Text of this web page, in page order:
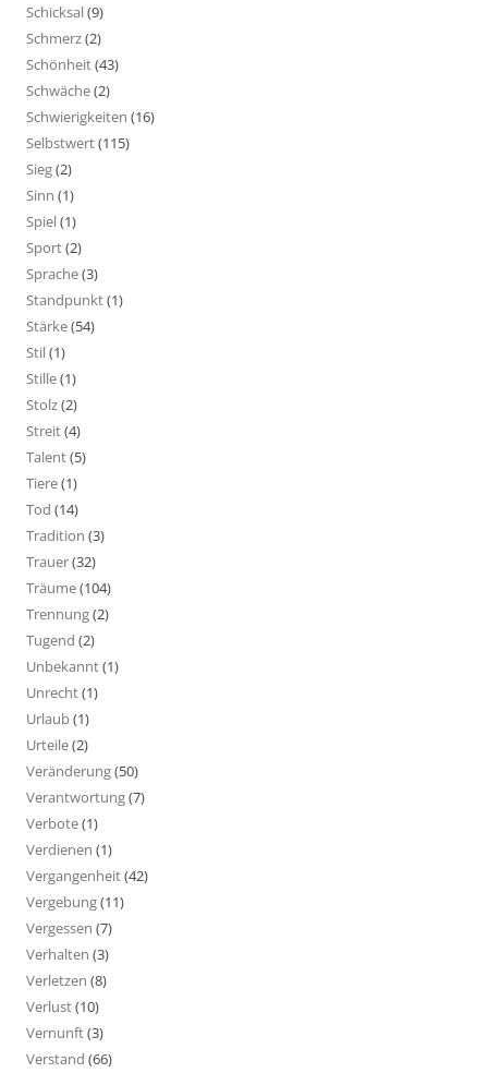
Schicksal(9)
Schmerz(2)
Schönheit(43)
Schwäche(2)
Schwierigkeiten (16)
Selbstwert(115)
Sieg(2)
Sinn (1)
Spiel(1)
Sport(2)
Sprache(3)
Standpunkt(1)
Stärke(54)
Stil(1)
Stille(1)
Stolz(2)
Streit(4)
Talent(5)
Tiere(1)
Tod (14)
Tradition (3)
Trauer(32)
Träume(104)
Trennung(2)
Tugend (2)
Unbekannt(1)
Unrecht(1)
Urlaub(1)
Urteile(2)
Veränderung(50)
Verantwortung(7)
Verbote(1)
Verdienen (1)
Vergangenheit(42)
Vergebung(11)
Vergessen (7)
Verhalten (3)
Verletzen (8)
Verlust(10)
Vernunft(3)
Verstand (66)